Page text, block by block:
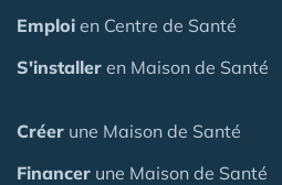
Emploi en Centre de Santé
S'installer en Maison de Santé
Créer une Maison de Santé
Financer une Maison de Santé